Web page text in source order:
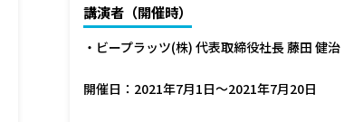
講演者（開催時）
・ビープラッツ(株) 代表取締役社長 藤田 健治
開催日：2021年7月1日～2021年7月20日